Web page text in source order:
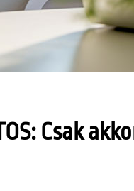
Csak